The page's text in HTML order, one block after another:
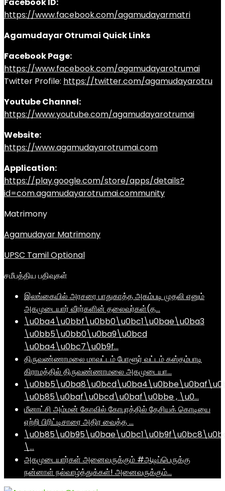
https://www.facebook.com/agamudayarmatri
Agamudayar Otrumai Quick Links
Facebook Page:
https://www.facebook.com/agamudayarotrumai
Twitter Profile: https://twitter.com/agamudayarotru
Youtube Channel:
https://www.youtube.com/agamudayarotrumai
Website:
https://www.agamudayarotrumai.com
Application:
https://play.google.com/store/apps/details?
id=com.agamudayarotrumai.community
Matrimony
Agamudayar Matrimony
UPSC Tamil Optional
சமீபத்திய பதிவுகள்
இலங்கையில் அரசரை பாதுகாத்த அகம்படி முதலி எனும்
அகமுடையார் வீரர்களின் தலைவர்கள்(த…
\u0ba4\u0bbf\u0bb0\u0bc1\u0bae\u0ba3
\u0bb5\u0bb0\u0ba9\u0bcd
\u0ba4\u0bc7\u0b9f…
திருவண்ணாமலை மாவட்டம் போளூர் வட்டம் கஸ்தம்பாடி
கிராமத்தில் திருவண்ணாமலை அகமுடையா…
\u0b85\u0baf\u0bcd\u0baf\u0bbe , \u0…
மீனாட்சி அம்மன் கோவில் கோபுரத்தில் தேசியக் கொடியை
ஏற்றி பிரிட்டிசாரை அதிர வைத்த …
\…
அகமுடையார்கள் அனைவருக்கும் #ஆடிப்பெருக்கு
நன்னாள் நல்வாழ்த்துக்கள்! அனைவருக்கும்…